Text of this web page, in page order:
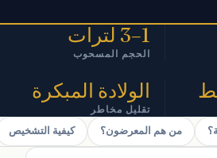
1–3 لترات
الحجم المسحوب
الولادة المبكرة
تقليل مخاطر
من هم المعرضون؟ كيفية التشخيص